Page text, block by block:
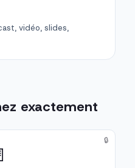
vidéo, slides,
exactement
🔒